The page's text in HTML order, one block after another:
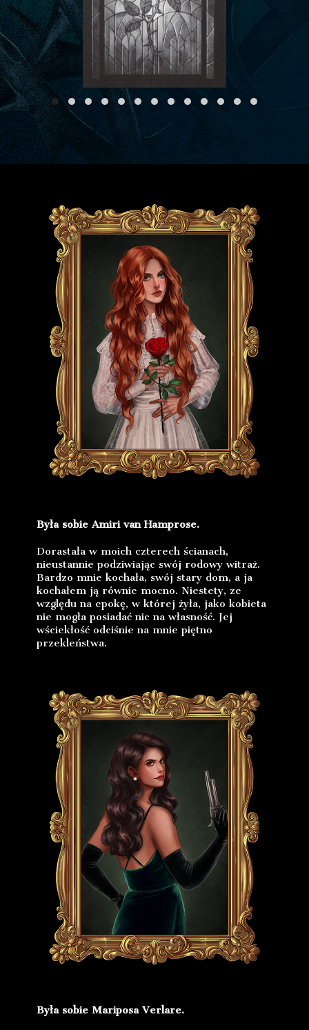
Była sobie Amiri van Hamprose.
Dorastała w moich czterech ścianach,
nieustannie podziwiając swój rodowy witraż.
Bardzo mnie kochała, swój stary dom, a ja
kochałem ją równie mocno. Niestety, ze
względu na epokę, w której żyła, jako kobieta
nie mogła posiadać nic na własność. Jej
wściekłość odciśnie na mnie piętno
przekleństwa.
Była sobie Mariposa Verlare.